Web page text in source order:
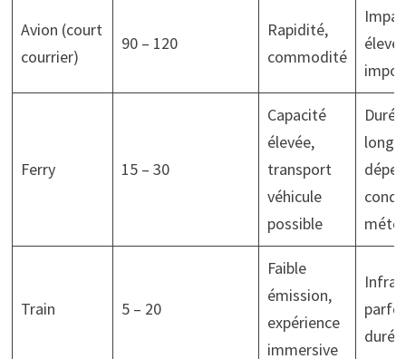
Avion (court
courrier)
90 – 120
Rapidité,
commodité
Ferry 15 – 30
Capacité
élevée,
transport
véhicule
possible
Train 5 – 20
Faible
émission,
expérience
immersive